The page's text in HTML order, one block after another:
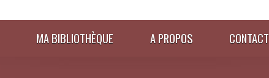
MA BIBLIOTHÈQUE A PROPOS CONTACT